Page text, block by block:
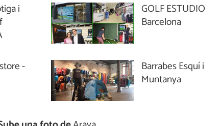
i
GOLF ESTUDIO
Barcelona
-
Barrabes Esquí i
Muntanya